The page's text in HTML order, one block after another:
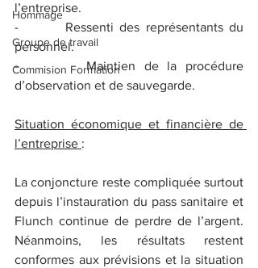
Hommage
Groupe de travail
Commision Formation
l’entreprise.
-        Ressenti des représentants du
personnel.
-        Maintien de la procédure
d’observation et de sauvegarde.
Situation économique et financière de
l’entreprise :
La conjoncture reste compliquée surtout
depuis l’instauration du pass sanitaire et
Flunch continue de perdre de l’argent.
Néanmoins, les résultats restent
conformes aux prévisions et la situation